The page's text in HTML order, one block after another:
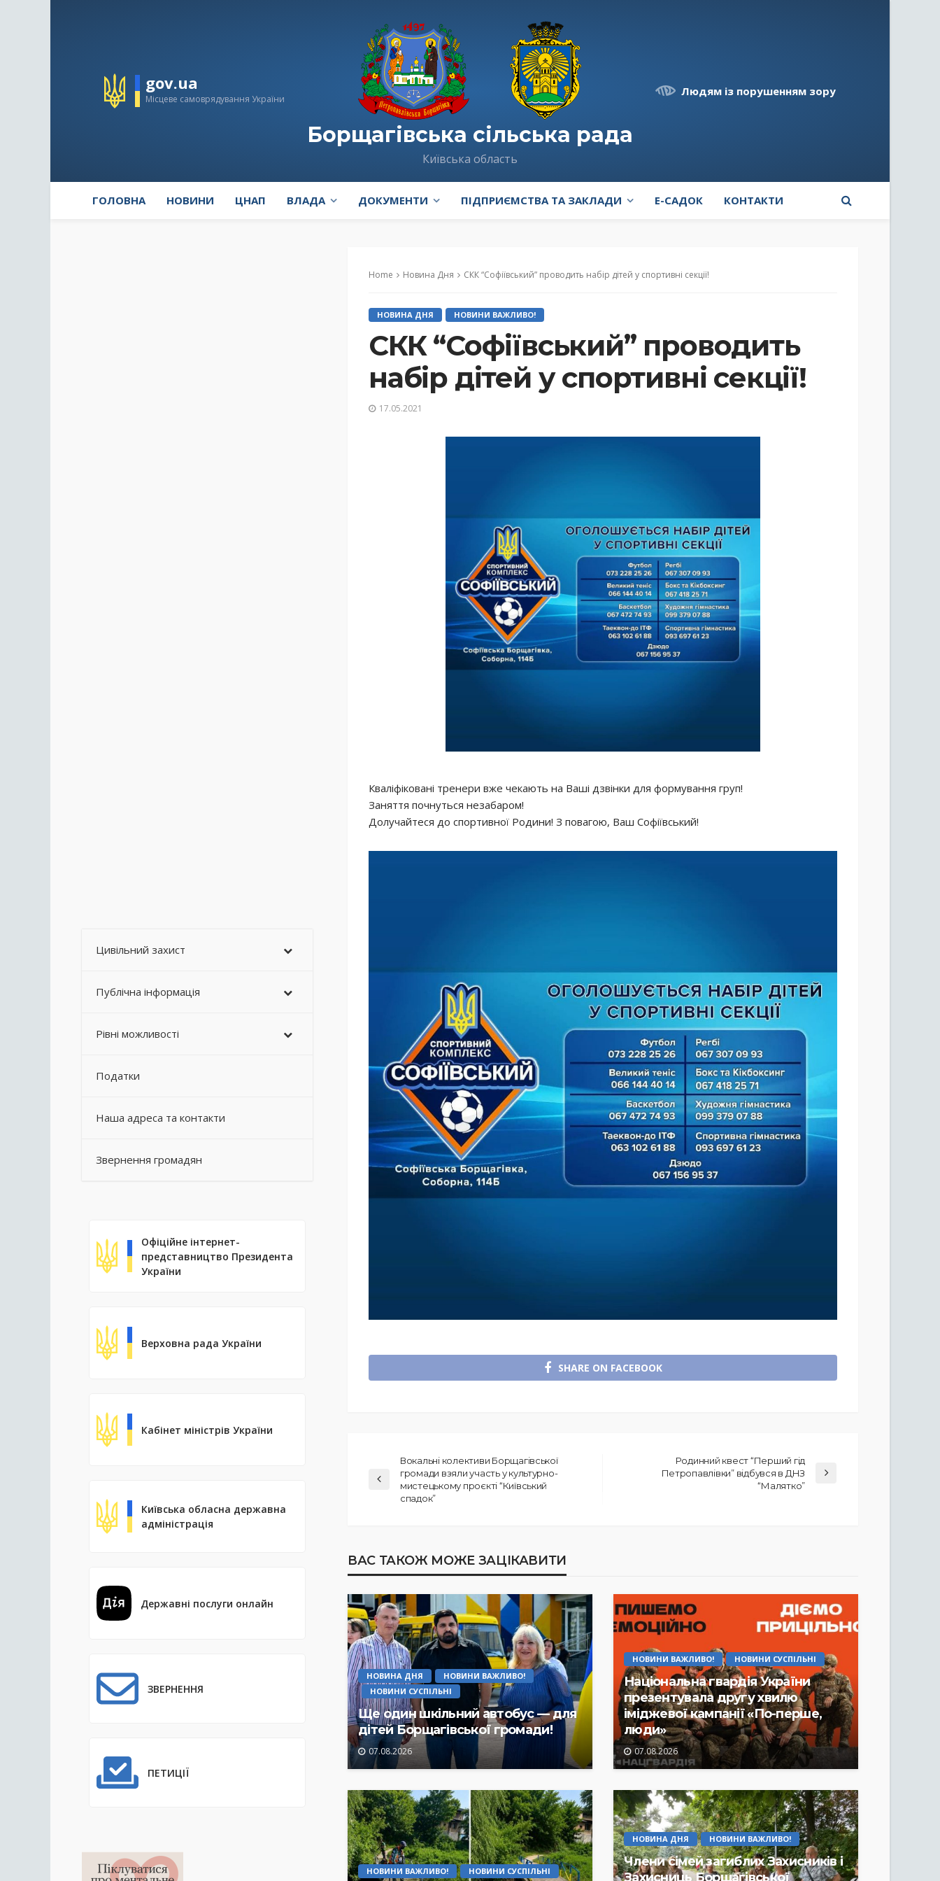
gov.ua
Місцеве самоврядування України
Борщагівська сільська рада
Київська область
Людям із порушенням зору
ГОЛОВНА НОВИНИ ЦНАП ВЛАДА ДОКУМЕНТИ ПІДПРИЄМСТВА ТА ЗАКЛАДИ E-САДОК КОНТАКТИ
Home Новина Дня СКК “Софіївський” проводить набір дітей у спортивні секції!
НОВИНА ДНЯ НОВИНИ ВАЖЛИВО!
СКК “Софіївський” проводить
набір дітей у спортивні секції!
17.05.2021
Кваліфіковані тренери вже чекають на Ваші дзвінки для формування груп!
Заняття почнуться незабаром!
Долучайтеся до спортивної Родини! З повагою, Ваш Софіївський!
SHARE ON FACEBOOK
Вокальні колективи Борщагівської
громади взяли участь у культурно-
мистецькому проєкті “Київський
спадок”
Родинний квест “Перший гід
Петропавлівки” відбувся в ДНЗ
“Малятко”
ВАС ТАКОЖ МОЖЕ ЗАЦІКАВИТИ
НОВИНА ДНЯ
НОВИНИ ВАЖЛИВО!
НОВИНИ СУСПІЛЬНІ
Ще один шкільний автобус — для
дітей Борщагівської громади!
07.08.2026
НОВИНИ ВАЖЛИВО! НОВИНИ СУСПІЛЬНІ
Національна гвардія України
презентувала другу хвилю
іміджевої кампанії «По-перше,
люди»
07.08.2026
НОВИНИ ВАЖЛИВО! НОВИНИ СУСПІЛЬНІ
НОВИНА ДНЯ НОВИНИ ВАЖЛИВО!
Члени сімей загиблих Захисників і
Захисниць Борщагівської
Цивільний захист
Публічна інформація
Рівні можливості
Податки
Наша адреса та контакти
Звернення громадян
Офіційне інтернет-
представництво Президента
України
Верховна рада України
Кабінет міністрів України
Київська обласна державна
адміністрація
Державні послуги онлайн
ЗВЕРНЕННЯ
ПЕТИЦІЇ